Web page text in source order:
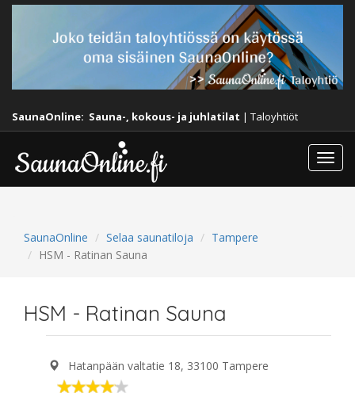
SaunaOnline: Sauna-, kokous- ja juhlatilat | Taloyhtiöt
SaunaOnline Selaa saunatiloja
Tampere
HSM - Ratinan Sauna
HSM - Ratinan Sauna
Hatanpään valtatie 18, 33100 Tampere